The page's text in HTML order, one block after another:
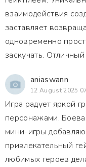
взаимодействия
заставляет
одновременно
заскучать.
aniaswann
12 August 2025
Игра радует яркой
персонажами.
мини-игры
привлекательный
любимых героев